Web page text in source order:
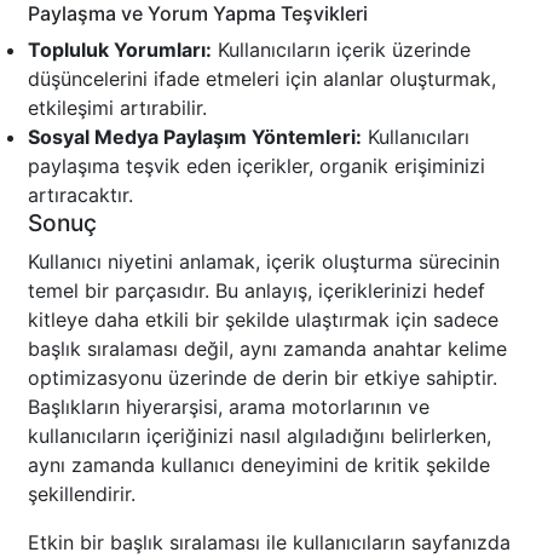
Paylaşma ve Yorum Yapma Teşvikleri
Topluluk Yorumları: Kullanıcıların içerik üzerinde
düşüncelerini ifade etmeleri için alanlar oluşturmak,
etkileşimi artırabilir.
Sosyal Medya Paylaşım Yöntemleri: Kullanıcıları
paylaşıma teşvik eden içerikler, organik erişiminizi
artıracaktır.
Sonuç
Kullanıcı niyetini anlamak, içerik oluşturma sürecinin
temel bir parçasıdır. Bu anlayış, içeriklerinizi hedef
kitleye daha etkili bir şekilde ulaştırmak için sadece
başlık sıralaması değil, aynı zamanda anahtar kelime
optimizasyonu üzerinde de derin bir etkiye sahiptir.
Başlıkların hiyerarşisi, arama motorlarının ve
kullanıcıların içeriğinizi nasıl algıladığını belirlerken,
aynı zamanda kullanıcı deneyimini de kritik şekilde
şekillendirir.
Etkin bir başlık sıralaması ile kullanıcıların sayfanızda